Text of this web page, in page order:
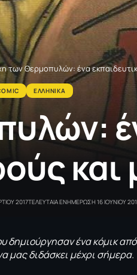
των Θερμοπυλών: ένα
ΕΛΛΗΝΙΚΑ
2017ΤΕΛΕΥΤΑΙΑ ΕΝΗΜΕΡΩΣΗ 16 ΙΟΥΝΙΟΥ
δημιούργησαν ένα κόμικ
μας διδάσκει μέχρι σήμερα.